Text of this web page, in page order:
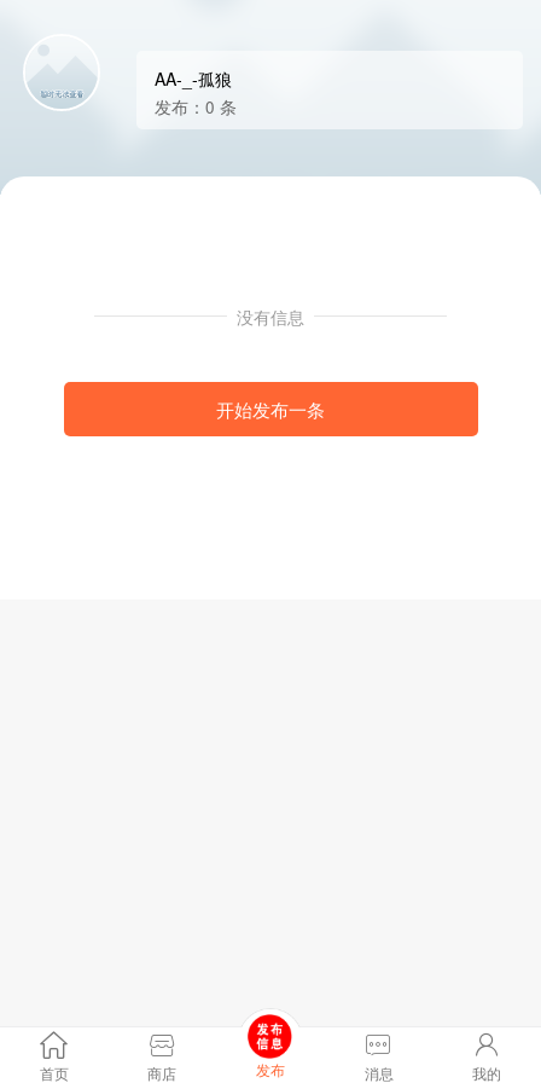
AA-_-孤狼
发布：0 条
没有信息
开始发布一条
首页 商店 发布 消息 我的